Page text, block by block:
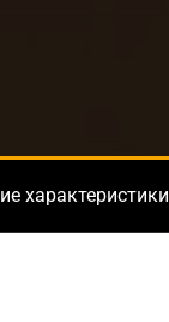
характеристики